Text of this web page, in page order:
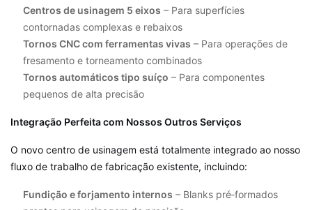
Centros de usinagem 5 eixos – Para superfícies
contornadas complexas e rebaixos
Tornos CNC com ferramentas vivas – Para operações de
fresamento e torneamento combinados
Tornos automáticos tipo suíço – Para componentes
pequenos de alta precisão
Integração Perfeita com Nossos Outros Serviços
O novo centro de usinagem está totalmente integrado ao nosso
fluxo de trabalho de fabricação existente, incluindo:
Fundição e forjamento internos – Blanks pré‑formados